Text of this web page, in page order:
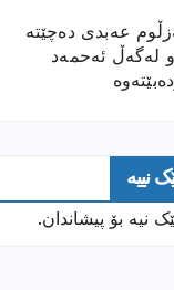
عەبدی دەچێتە
لەگەڵ ئەحمەد
نییە
نیە بۆ پیشاندان.